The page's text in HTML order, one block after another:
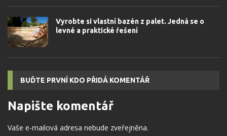
Vyrobte si vlastní bazén z palet. Jedná se o
levné a praktické řešení
BUĎTE PRVNÍ KDO PŘIDÁ KOMENTÁŘ
Napište komentář
Vaše e-mailová adresa nebude zveřejněna.